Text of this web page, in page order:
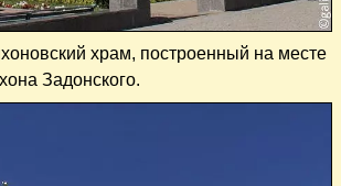
храм, построенный на месте
Задонского.